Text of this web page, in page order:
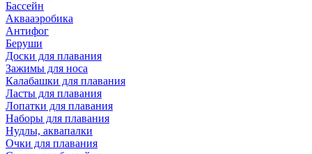
Бассейн
Аквааэробика
Антифог
Беруши
Доски для плавания
Зажимы для носа
Калабашки для плавания
Ласты для плавания
Лопатки для плавания
Наборы для плавания
Нудлы, аквапалки
Очки для плавания